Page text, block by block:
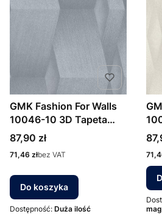
GMK Fashion For Walls
10046-10 3D Tapeta
ścienna Erismann
Cena
87,90 zł
Cena
71,46 złbez VAT
Do koszyka
Dostępność: Duża ilość